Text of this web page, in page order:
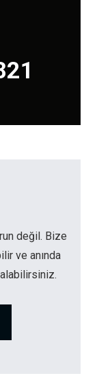
değil. Bize
ve anında